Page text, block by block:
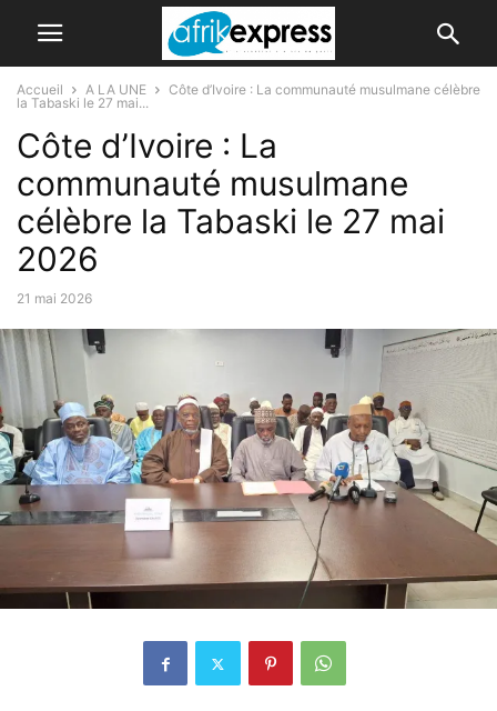
Accueil A LA UNE
Côte d’Ivoire : La communauté musulmane célèbre
la Tabaski le 27 mai...
Côte d’Ivoire : La
communauté musulmane
célèbre la Tabaski le 27 mai
2026
21 mai 2026